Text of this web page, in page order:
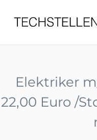
Elektriker
22,00 Euro /